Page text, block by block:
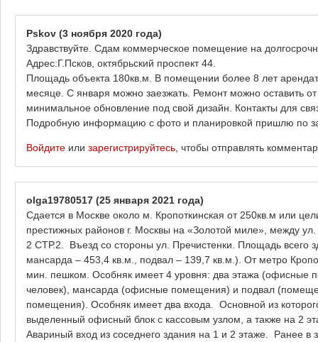
Pskov (3 ноября 2020 года)
Здравствуйте. Сдам коммерческое помещение на
Адрес:Г.Псков, октябрьский проспект 44.
Площадь объекта 180кв.м. В помещении более 8 лет
месяце. С января можно заезжать. Ремонт можно оставить
минимальное обновление под свой дизайн. Контакты для
Подробную информацию с фото и планировкой пришлю по
Войдите или зарегистрируйтесь , чтобы отправлять
olga19780517 (25 января 2021 года)
Сдается в Москве около м. Кропоткинская от 250кв.м или
престижных районов г. Москвы на «Золотой миле», между
2 СТР.2. Въезд со стороны ул. Пречистенки. Площадь всего
мансарда – 453,4 кв.м., подвал – 139,7 кв.м.). От метро
мин. пешком. Особняк имеет 4 уровня: два этажа (офисные
человек), мансарда (офисные помещения) и подвал
помещения). Особняк имеет два входа. Основной из
выделенный офисный блок с кассовым узлом, а также на 2
Авариный вход из соседнего здания на 1 и 2 этаже. Ранее в